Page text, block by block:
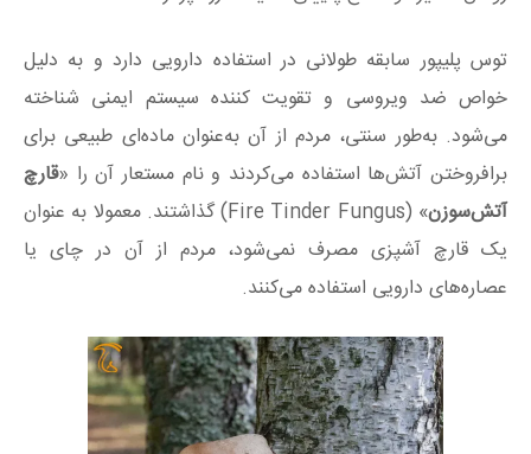
توس پلیپور سابقه طولانی در استفاده دارویی دارد و به دلیل
خواص ضد ویروسی و تقویت کننده سیستم ایمنی شناخته
می‌شود. به‌طور سنتی، مردم از آن به‌عنوان ماده‌ای طبیعی برای
برافروختن آتش‌ها استفاده می‌کردند و نام مستعار آن را «قارچ
آتش‌سوزن
» (Fire Tinder Fungus) گذاشتند. معمولا به عنوان
یک قارچ آشپزی مصرف نمی‌شود، مردم از آن در چای یا
عصاره‌های دارویی استفاده می‌کنند.